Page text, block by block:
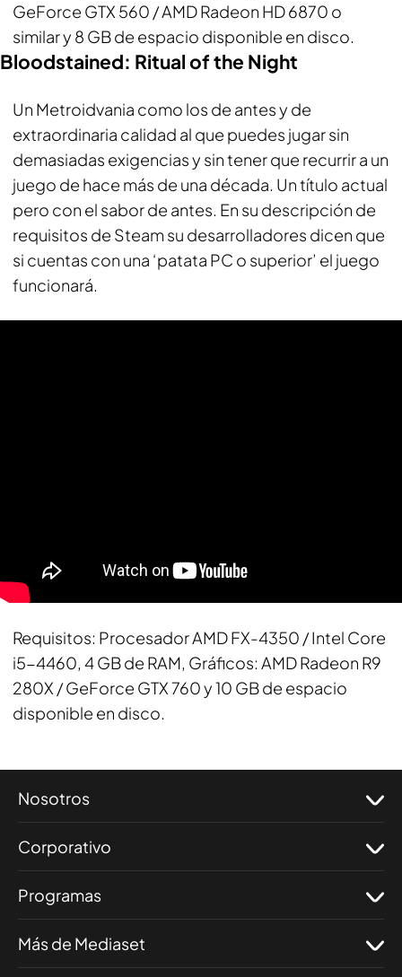
GeForce GTX 560 / AMD Radeon HD 6870 o
similar y 8 GB de espacio disponible en disco.
Bloodstained: Ritual of the Night
Un Metroidvania como los de antes y de
extraordinaria calidad al que puedes jugar sin
demasiadas exigencias y sin tener que recurrir a un
juego de hace más de una década. Un título actual
pero con el sabor de antes. En su descripción de
requisitos de Steam su desarrolladores dicen que
si cuentas con una ‘patata PC o superior’ el juego
funcionará.
Requisitos: Procesador AMD FX-4350 / Intel Core
i5-4460, 4 GB de RAM, Gráficos: AMD Radeon R9
280X / GeForce GTX 760 y 10 GB de espacio
disponible en disco.
Nosotros
Corporativo
Programas
Más de Mediaset